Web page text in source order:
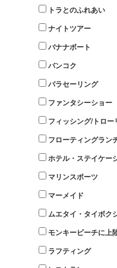
トラとのふれあい
ナイトツアー
バナナボート
バンコク
パラセーリング
ファンタシーショー
フィッシング/トロー
フローティングラン
ホテル・ステイケー
マリンスポーツ
マーメイド
ムエタイ・タイボク
モンキービーチに上
ラフティング